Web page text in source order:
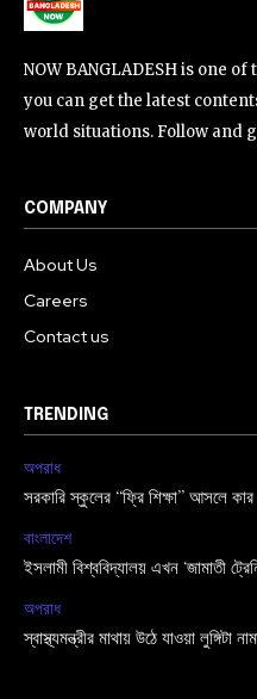
NOW BANGLADESH is one
you can get the latest
world situations. Follow and
COMPANY
About Us
Careers
Contact us
TRENDING
অপরাধ
সরকারি স্কুলের “ফ্রি শিক্ষা” আসলে
বাংলাদেশ
ইসলামী বিশ্ববিদ্যালয় এখন ‘জামাতী
অপরাধ
স্বাস্থ্যমন্ত্রীর মাথায় উঠে যাওয়া লুঙ্গিটা